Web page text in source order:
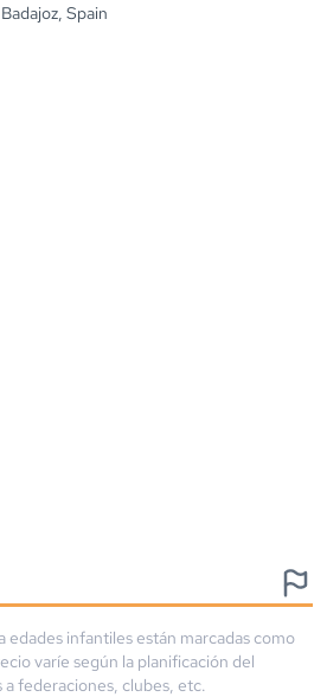
Spain
edades infantiles están marcadas como
varíe según la planificación del
federaciones, clubes, etc.